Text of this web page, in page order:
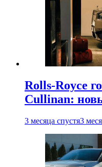
Rolls-Royce
Cullinan:
3 месяца спустя3